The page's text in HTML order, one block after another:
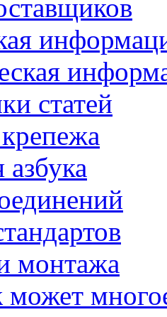
статей
азбука
монтажа